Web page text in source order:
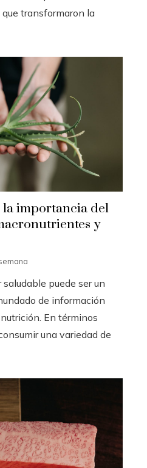
transformaron la
la importancia del
y
puede ser un
de información
En términos
una variedad de